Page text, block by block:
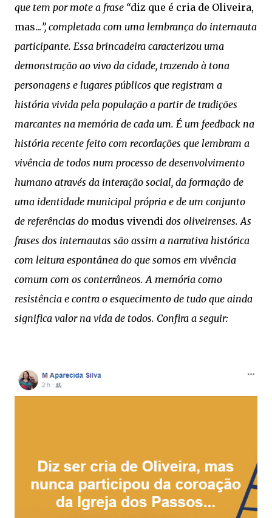
que tem por mote a frase “diz que é cria de Oliveira,
mas...”, completada com uma lembrança do internauta
participante. Essa brincadeira caracterizou uma
demonstração ao vivo da cidade, trazendo à tona
personagens e lugares públicos que registram a
história vivida pela população a partir de tradições
marcantes na memória de cada um. É um feedback na
história recente feito com recordações que lembram a
vivência de todos num processo de desenvolvimento
humano através da interação social, da formação de
uma identidade municipal própria e de um conjunto
de referências do modus vivendi dos oliveirenses. As
frases dos internautas são assim a narrativa histórica
com leitura espontânea do que somos em vivência
comum com os conterrâneos. A memória como
resistência e contra o esquecimento de tudo que ainda
significa valor na vida de todos. Confira a seguir: